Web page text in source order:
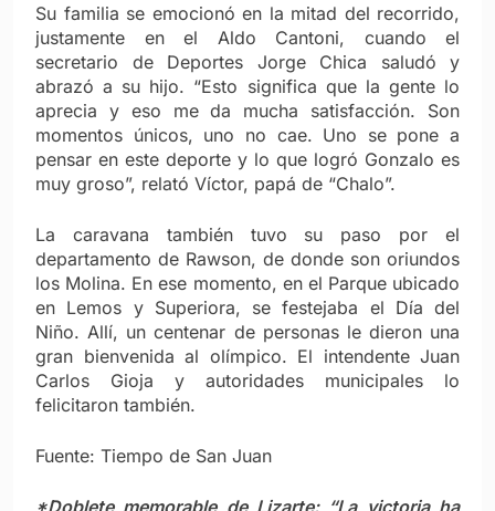
Su familia se emocionó en la mitad del recorrido,
justamente en el Aldo Cantoni, cuando el
secretario de Deportes Jorge Chica saludó y
abrazó a su hijo. “Esto significa que la gente lo
aprecia y eso me da mucha satisfacción. Son
momentos únicos, uno no cae. Uno se pone a
pensar en este deporte y lo que logró Gonzalo es
muy groso”, relató Víctor, papá de “Chalo”.
La caravana también tuvo su paso por el
departamento de Rawson, de donde son oriundos
los Molina. En ese momento, en el Parque ubicado
en Lemos y Superiora, se festejaba el Día del
Niño. Allí, un centenar de personas le dieron una
gran bienvenida al olímpico. El intendente Juan
Carlos Gioja y autoridades municipales lo
felicitaron también.
Fuente: Tiempo de San Juan
*Doblete memorable de Lizarte: “La victoria ha